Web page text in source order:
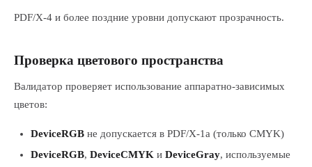
PDF/X-4 и более поздние уровни допускают прозрачность.
Проверка цветового пространства
Валидатор проверяет использование аппаратно-зависимых
цветов:
DeviceRGB не допускается в PDF/X-1a (только CMYK)
DeviceRGB, DeviceCMYK и DeviceGray, используемые